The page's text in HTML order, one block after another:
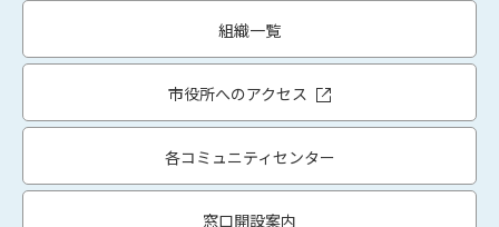
組織一覧
市役所へのアクセス
各コミュニティセンター
窓口開設案内